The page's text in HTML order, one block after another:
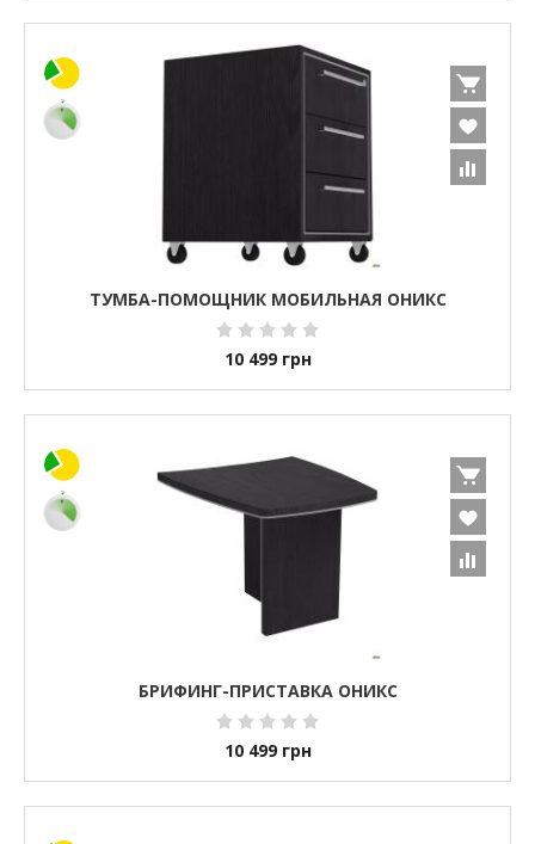
ТУМБА-ПОМОЩНИК МОБИЛЬНАЯ ОНИКС
10 499 грн
БРИФИНГ-ПРИСТАВКА ОНИКС
10 499 грн